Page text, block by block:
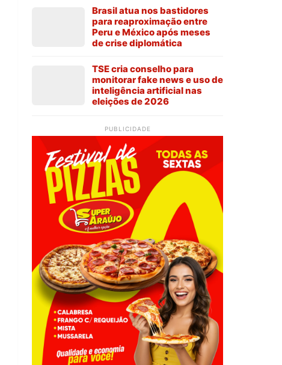
Brasil atua nos bastidores
para reaproximação entre
Peru e México após meses
de crise diplomática
TSE cria conselho para
monitorar fake news e uso de
inteligência artificial nas
eleições de 2026
PUBLICIDADE